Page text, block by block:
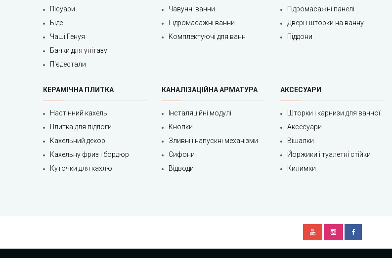
Пісуари
Біде
Чаші Генуя
Бачки для унітазу
П'єдестали
Чавунні ванни
Гідромасажні ванни
Комплектуючі для ванн
Гідромасажні панелі
Двері і шторки на ванну
Піддони
КЕРАМІЧНА ПЛИТКА
Настінний кахель
Плитка для підлоги
Кахельний декор
Кахельну фриз і бордюр
Куточки для кахлю
КАНАЛІЗАЦІЙНА АРМАТУРА
Інсталяційні модулі
Кнопки
Зливні і напускні механізми
Сифони
Відводи
АКСЕСУАРИ
Шторки і карнизи для ванної
Аксесуари
Вішалки
Йоржики і туалетні стійки
Килимки